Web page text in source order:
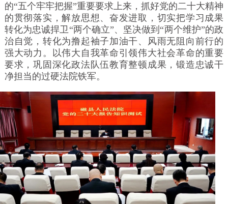
的“五个牢牢把握”重要要求上来，抓好党的二十大精神
的贯彻落实，解放思想、奋发进取，切实把学习成果
转化为忠诚捍卫“两个确立”、坚决做到“两个维护”的政
治自觉，转化为撸起袖子加油干、风雨无阻向前行的
强大动力。以伟大自我革命引领伟大社会革命的重要
要求，巩固深化政法队伍教育整顿成果，锻造忠诚干
净担当的过硬法院铁军。